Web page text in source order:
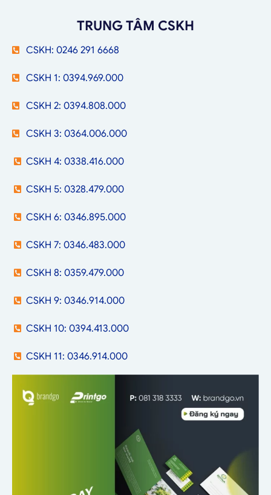
TRUNG TÂM CSKH
CSKH: 0246 291 6668
CSKH 1: 0394.969.000
CSKH 2: 0394.808.000
CSKH 3: 0364.006.000
CSKH 4: 0338.416.000
CSKH 5: 0328.479.000
CSKH 6: 0346.895.000
CSKH 7: 0346.483.000
CSKH 8: 0359.479.000
CSKH 9: 0346.914.000
CSKH 10: 0394.413.000
CSKH 11: 0346.914.000